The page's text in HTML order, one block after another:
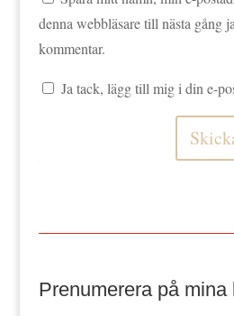
denna webbläsare till nästa gång
kommentar.
Ja tack, lägg till mig i din e-
Prenumerera på mina